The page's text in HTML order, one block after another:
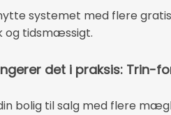
systemet med flere
og tidsmæssigt.
det i praksis: Trin-
bolig til salg med flere